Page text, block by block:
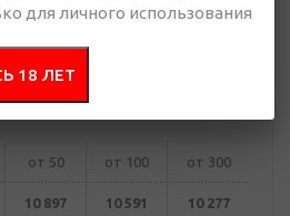
от 50 от 100 от 300
10 897
10 591
10 277
для личного использования
18 ЛЕТ